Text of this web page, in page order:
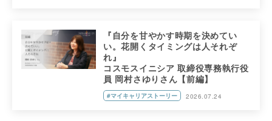
『自分を甘やかす時期を決めてい
い。花開くタイミングは人それぞ
れ』
コスモスイニシア 取締役専務執行役
員 岡村さゆりさん【前編】
#マイキャリアストーリー 2026.07.24